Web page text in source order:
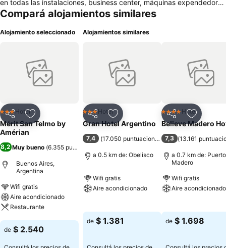
en todas las instalaciones, business center, máquinas expendedoras
self service y un bar a cargo de Bonafide en donde podrá disfrutar
cómodas. Cuentan con aire acondicionado, TV de pantalla plana
Compará alojamientos similares
Alojamiento seleccionado
CompartirAñadir a favoritos
3 Estrellas
Hotel
Mérit San Telmo by
Amérian
8,2 Muy bueno (6.355 puntuaciones
Buenos Aires,
Argentina
Wifi gratis
Aire acondicionado
Restaurante
Ver precios
de $ 2.540
Alojamientos similares
CompartirAñadir a favoritos
3 Estrellas
Hotel
Gran Hotel Argentino
7,4 (17.050 puntuaciones )
a 0.5 km de: Obelisco
Wifi gratis
Aire acondicionado
de $ 1.381
CompartirAñadir
4 EstrellasHotel
Believe Madero
7,3 (13.161
a 0.7 km de: Puerto
Madero
Wifi gratis
Aire acondicionado
de $ 1.698